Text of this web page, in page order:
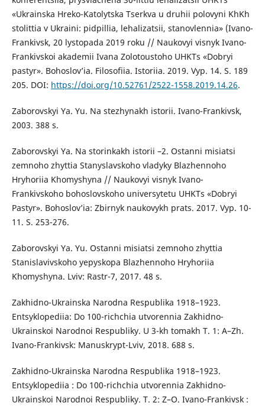
«Ukrainska Hreko-Katolytska Tserkva u druhii polovyni KhKh
stolittia v Ukraini: pidpillia, lehalizatsii, stanovlennia» (Ivano-
Frankivsk, 20 lystopada 2019 roku // Naukovyi visnyk Ivano-
Frankivskoi akademii Ivana Zolotoustoho UHKTs «Dobryi
pastyr». Bohoslov’ia. Filosofiia. Istoriia. 2019. Vyp. 14. S. 189
205. DOI: https://doi.org/10.52761/2522-1558.2019.14.26.
Zaborovskyi Ya. Yu. Na stezhynakh istorii. Ivano-Frankivsk,
2003. 388 s.
Zaborovskyi Ya. Na storinkakh istorii –2. Ostanni misiatsi
zemnoho zhyttia Stanyslavskoho vladyky Blazhennoho
Hryhoriia Khomyshyna // Naukovyi visnyk Ivano-
Frankivskoho bohoslovskoho universytetu UHKTs «Dobryi
Pastyr». Bohoslov’ia: Zbirnyk naukovykh prats. 2017. Vyp. 10-
11. S. 253-276.
Zaborovskyi Ya. Yu. Ostanni misiatsi zemnoho zhyttia
Stanislavivskoho yepyskopa Blazhennoho Hryhoriia
Khomyshyna. Lviv: Rastr-7, 2017. 48 s.
Zakhidno-Ukrainska Narodna Respublika 1918–1923.
Entsyklopediia: Do 100-richchia utvorennia Zakhidno-
Ukrainskoi Narodnoi Respubliky. U 3-kh tomakh T. 1: A–Zh.
Ivano-Frankivsk: Manuskrypt-Lviv, 2018. 688 s.
Zakhidno-Ukrainska Narodna Respublika 1918–1923.
Entsyklopediia : Do 100-richchia utvorennia Zakhidno-
Ukrainskoi Narodnoi Respubliky. T. 2: Z–O. Ivano-Frankivsk :